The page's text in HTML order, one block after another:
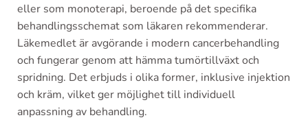
eller som monoterapi, beroende på det specifika
behandlingsschemat som läkaren rekommenderar.
Läkemedlet är avgörande i modern cancerbehandling
och fungerar genom att hämma tumörtillväxt och
spridning. Det erbjuds i olika former, inklusive injektion
och kräm, vilket ger möjlighet till individuell
anpassning av behandling.